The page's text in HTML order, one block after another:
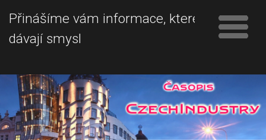
Přinášíme vám informace, které
dávají smysl